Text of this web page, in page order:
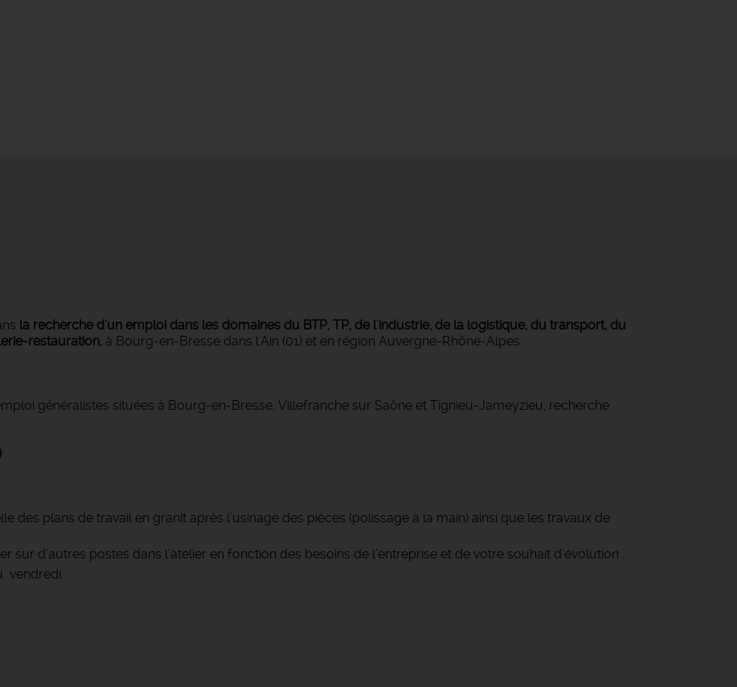
la recherche d'un emploi dans les domaines du BTP, TP, de l'industrie, de la logistique, du transport, du
restauration, à Bourg-en-Bresse dans l'Ain (01) et en région Auvergne-Rhône-Alpes.
généralistes situées à Bourg-en-Bresse, Villefranche sur Saône et Tignieu-Jameyzieu, recherche
des plans de travail en granit après l’usinage des pièces (polissage à la main) ainsi que les travaux de
sur d’autres postes dans l’atelier en fonction des besoins de l’entreprise et de votre souhait d’évolution .
vendredi.